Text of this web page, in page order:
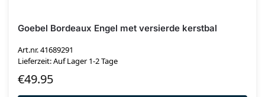
Goebel Bordeaux Engel met versierde kerstbal
Art.nr. 41689291
Lieferzeit: Auf Lager 1-2 Tage
€49.95